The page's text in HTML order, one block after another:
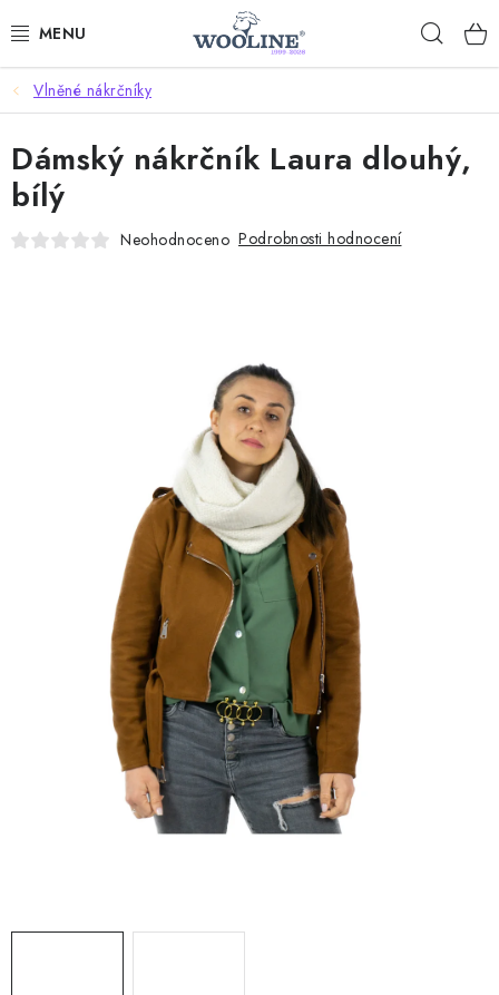
na
AKCE %
DÁRKOVÉ POUKAZY
OBLEČENÍ
Hodnocení obchodu
Kontakty
Moje objednávka
FAQ
Vlněné nákrčníky
Dámský nákrčník Laura dlouhý,
bílý
Neohodnoceno Podrobnosti hodnocení